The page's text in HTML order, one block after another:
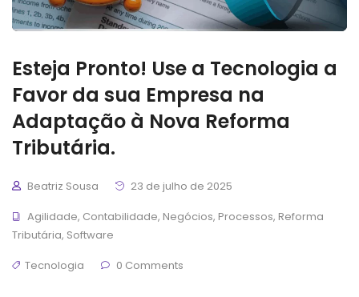
Esteja Pronto! Use a Tecnologia a
Favor da sua Empresa na
Adaptação à Nova Reforma
Tributária.
Beatriz Sousa
23 de julho de 2025
Agilidade, Contabilidade, Negócios, Processos, Reforma
Tributária, Software
Tecnologia
0 Comments